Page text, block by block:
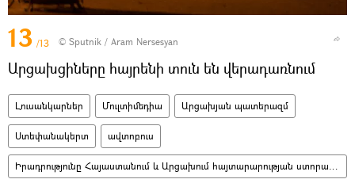
13 /13 © Sputnik / Aram Nersesyan
Արցախցիները հայրենի տուն են վերադառնում
Լուսանկարներ Մուլտիմեդիա Արցախյան պատերազմ
Ստեփանակերտ ավտոբուս
Իրադրությունը Հայաստանում և Արցախում հայտարարության ստորագրումից հետո